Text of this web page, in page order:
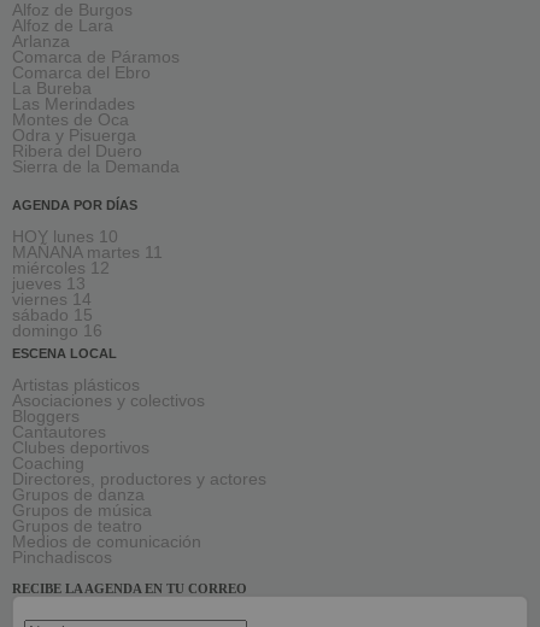
Alfoz de Burgos
Alfoz de Lara
Arlanza
Comarca de Páramos
Comarca del Ebro
La Bureba
Las Merindades
Montes de Oca
Odra y Pisuerga
Ribera del Duero
Sierra de la Demanda
AGENDA POR DÍAS
HOY lunes 10
MAÑANA martes 11
miércoles 12
jueves 13
viernes 14
sábado 15
domingo 16
ESCENA LOCAL
Artistas plásticos
Asociaciones y colectivos
Bloggers
Cantautores
Clubes deportivos
Coaching
Directores, productores y actores
Grupos de danza
Grupos de música
Grupos de teatro
Medios de comunicación
Pinchadiscos
RECIBE LA AGENDA EN TU CORREO